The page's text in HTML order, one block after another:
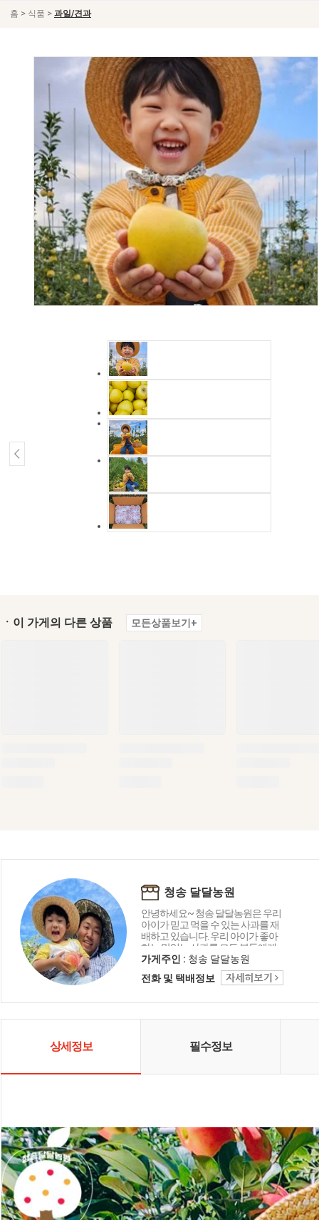
홈 > 식품 > 과일/견과
ㆍ이 가게의 다른 상품 모든상품보기+
청송 달달농원
안녕하세요~ 청송 달달농원은 우리
아이가 믿고 먹을 수 있는 사과를 재
배하고 있습니다. 우리 아이가 좋아
하는 맛있는 사과를 모든 분들에게
전해 드리고 싶습니다. 언제나 믿을
수 있는 청송 달달농원에서 건강한
사과 맛보고 가세요^^
가게주인 : 청송 달달농원
전화 및 택배정보
상세정보 필수정보